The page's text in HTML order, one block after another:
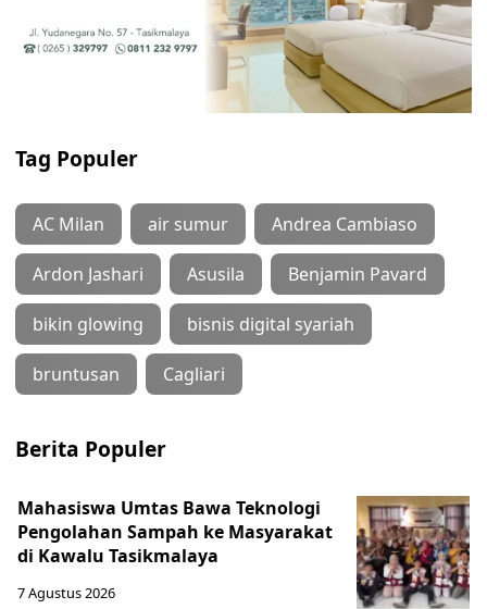
Tag Populer
AC Milan air sumur Andrea Cambiaso
Ardon Jashari Asusila Benjamin Pavard
bikin glowing bisnis digital syariah
bruntusan Cagliari
Berita Populer
Mahasiswa Umtas Bawa Teknologi
Pengolahan Sampah ke Masyarakat
di Kawalu Tasikmalaya
7 Agustus 2026